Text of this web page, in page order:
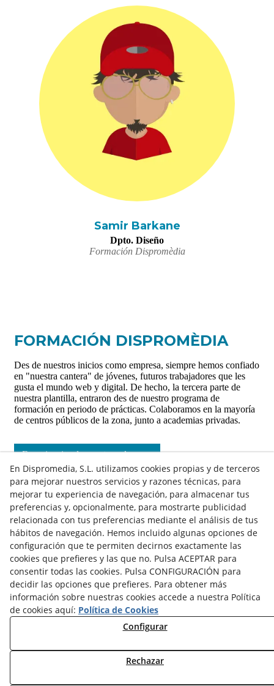
Samir Barkane
Dpto. Diseño
Formación Dispromèdia
FORMACIÓN DISPROMÈDIA
Des de nuestros inicios como empresa, siempre hemos confiado
en "nuestra cantera" de jóvenes, futuros trabajadores que les
gusta el mundo web y digital. De hecho, la tercera parte de
nuestra plantilla, entraron des de nuestro programa de
formación en periodo de prácticas. Colaboramos en la mayoría
de centros públicos de la zona, junto a academias privadas.
Experiencias de nuestros alumnos
Contacto
Actualidad Privacidad Cookies Aviso Legal
Términos y Condiciones de Uso
Política de Seguridad - ENS
Estado del Servicio
Lunes a Viernes:
8:00a15:00h
En Dispromedia, S.L. utilizamos cookies propias y de terceros
para mejorar nuestros servicios y razones técnicas, para
mejorar tu experiencia de navegación, para almacenar tus
preferencias y, opcionalmente, para mostrarte publicidad
relacionada con tus preferencias mediante el análisis de tus
hábitos de navegación. Hemos incluido algunas opciones de
configuración que te permiten decirnos exactamente las
cookies que prefieres y las que no. Pulsa ACEPTAR para
consentir todas las cookies. Pulsa CONFIGURACIÓN para
decidir las opciones que prefieres. Para obtener más
información sobre nuestras cookies accede a nuestra Política
de cookies aquí: Política de Cookies
Configurar
Rechazar